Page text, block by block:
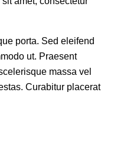
porta. Sed eleifend
ut. Praesent
massa vel
Curabitur placerat